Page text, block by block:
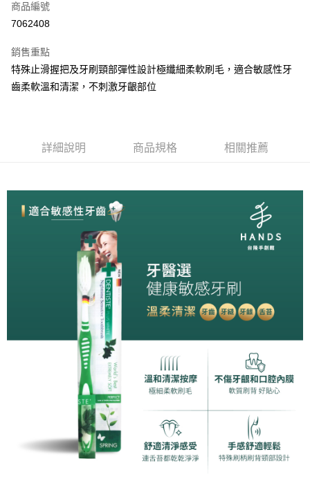
超商取貨付款
街口支付
悠遊付
AFTEE先享後付
１．簡單：不需註冊會員、不需綁卡、不需儲值。
２．便利：只要手機號碼，簡訊認證，即可結帳。
３．安心：先確認商品／服務後，再付款。
【「AFTEE先享後付」結帳流程】
１．於結帳方式選擇「AFTEE先享後付」後，將跳轉至「AFTEE先享後付」
結帳頁面，進行簡訊認證並確認金額後，即可完成結帳。
２．訂單成立數日內，您將收到繳費通知簡訊。
３．收到繳費通知簡訊後14天內，點擊此簡訊中的連結，可透過四大超商／
ATM／網路銀行／等多元方式進行付款，方視為交易完成。
※ 請注意：結帳手續完成當下不需立刻繳費，但若您需要取消訂單，請聯絡
購買商品的店家。未經商家同意取消之訂單仍視為有效，需透過AFTEE先享
後付繳納相關費用。
※ 交易是否成功請以「AFTEE先享後付 」之結帳頁面顯示為準，若有關於
是否繳費成功／繳費後需取消欲退款等相關疑問，請聯繫「AFTEE先享後付
https://netprotections.freshdesk.com/support/home
１．透過由恩沛科技股份有限公司提供之「AFTEE先享後付」服務完成之交
易，需依本服務之必要範圍內提供個人資料，並將交易相關給付款項請求債
權轉讓予恩沛科技股份有限公司。
運送方式
每筆NT$60，滿NT$699(含以上)免運費
每筆NT$60，滿NT$699(含以上)免運費
每筆NT$60，滿NT$699(含以上)免運費
每筆NT$60，滿NT$699(含以上)免運費
每筆NT$80，滿NT$1,000(含以上)免運費
商品編號
7062408
銷售重點
特殊止滑握把及牙刷頸部彈性設計極纖細柔軟刷毛，適合敏感性牙
齒柔軟溫和清潔，不刺激牙齦部位
詳細說明 商品規格 相關推薦